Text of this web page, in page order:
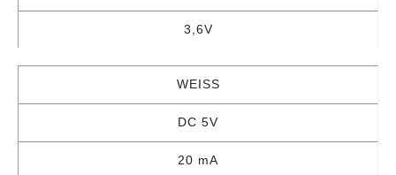
3,6V
WEISS
DC 5V
20 mA